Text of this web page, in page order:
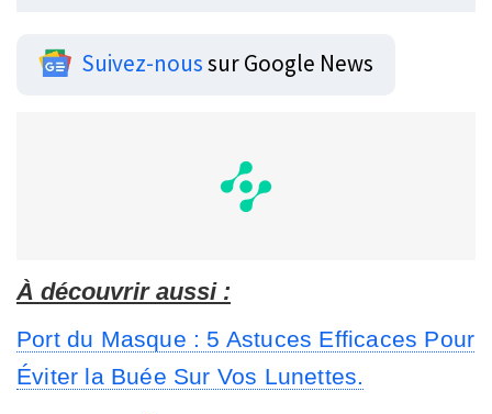
Suivez-noussur Google News
À découvrir aussi :
Port du Masque : 5 Astuces Efficaces Pour
Éviter la Buée Sur Vos Lunettes.